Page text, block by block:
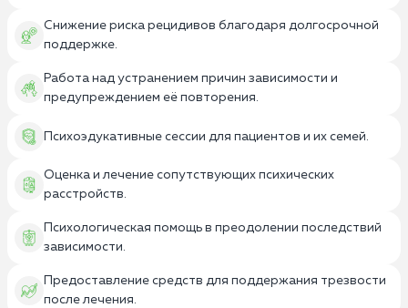
Снижение риска рецидивов благодаря долгосрочной
поддержке.
Работа над устранением причин зависимости и
предупреждением её повторения.
Психоэдукативные сессии для пациентов и их семей.
Оценка и лечение сопутствующих психических
расстройств.
Психологическая помощь в преодолении последствий
зависимости.
Предоставление средств для поддержания трезвости
после лечения.